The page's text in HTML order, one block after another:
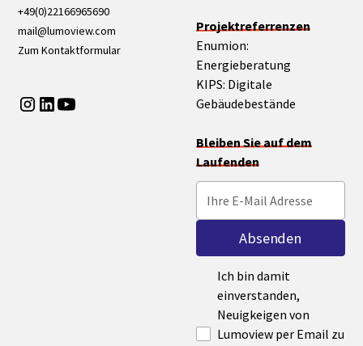
+49(0)22166965690
mail@lumoview.com
Zum Kontaktformular
Projektreferrenzen
Enumion:
Energieberatung
KIPS: Digitale
Gebäudebestände
Bleiben Sie auf dem
Laufenden
Ich bin damit
einverstanden,
Neuigkeigen von
Lumoview per Email zu